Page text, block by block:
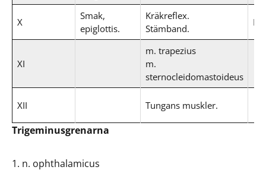
X
Smak,
epiglottis.
Kräkreflex.
Stämband.
XI
m. trapezius
m.
sternocleidomastoideus
XII Tungans muskler.
Trigeminusgrenarna
n. ophthalamicus